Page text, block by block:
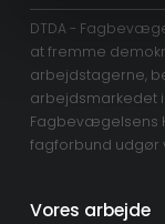
DTDA -
at fremme
arbejdstagerne,
arbejdsmarkedet i
Fagbevægelsens
fagforbund udgør
Vores arbejde